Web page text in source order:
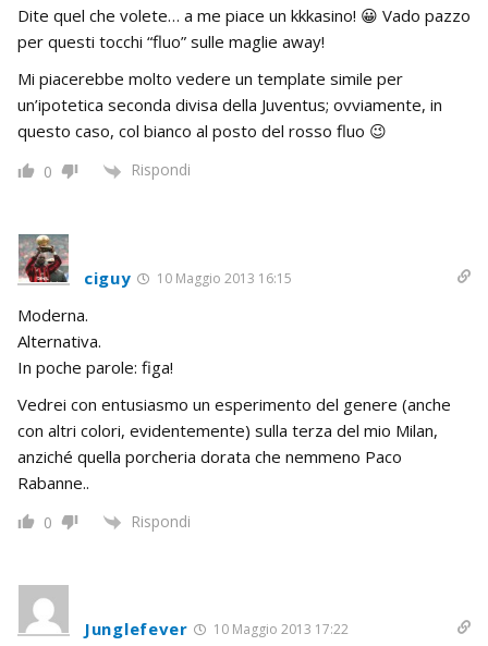
Dite quel che volete… a me piace un kkkasino! 😀 Vado pazzo
per questi tocchi “fluo” sulle maglie away!
Mi piacerebbe molto vedere un template simile per
un’ipotetica seconda divisa della Juventus; ovviamente, in
questo caso, col bianco al posto del rosso fluo 😉
0 Rispondi
ciguy 10 Maggio 2013 16:15
Moderna.
Alternativa.
In poche parole: figa!
Vedrei con entusiasmo un esperimento del genere (anche
con altri colori, evidentemente) sulla terza del mio Milan,
anziché quella porcheria dorata che nemmeno Paco
Rabanne..
0 Rispondi
Junglefever 10 Maggio 2013 17:22